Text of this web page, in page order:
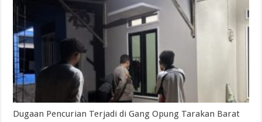
Dugaan Pencurian Terjadi di Gang Opung Tarakan Barat